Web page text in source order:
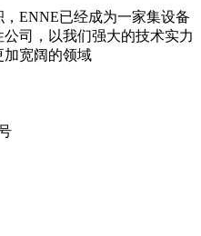
ENNE已经成为一家集设备
司，以我们强大的技术实力
加宽阔的领域